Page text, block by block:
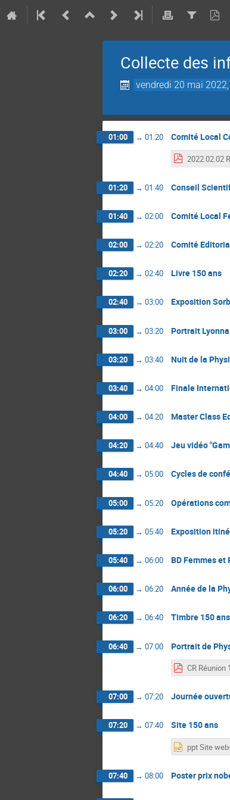
Collecte des
vendredi 20 mai
01:00 → 01:20 Comité Local
01:20 → 01:40 Conseil
01:40 → 02:00 Comité Local
02:00 → 02:20 Comité
02:20 → 02:40 Livre 150 ans
02:40 → 03:00 Exposition
03:00 → 03:20 Portrait
03:20 → 03:40 Nuit de la
03:40 → 04:00 Finale
04:00 → 04:20 Master Class
04:20 → 04:40 Jeu vidéo
04:40 → 05:00 Cycles de
05:00 → 05:20 Opérations
05:20 → 05:40 Exposition
05:40 → 06:00 BD Femmes et
06:00 → 06:20 Année de la
06:20 → 06:40 Timbre 150 ans
06:40 → 07:00 Portrait de
07:00 → 07:20 Journée
07:20 → 07:40 Site 150 ans
07:40 → 08:00 Poster prix